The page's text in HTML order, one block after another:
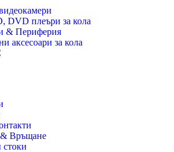
DVD плеъри за кола
& Периферия
аксесоари за кола
& Връщане